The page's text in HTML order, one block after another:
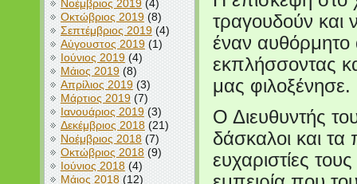
Νοέμβριος 2019(4)
Οκτώβριος 2019(8)
Σεπτέμβριος 2019(4)
Αύγουστος 2019(1)
Ιούνιος 2019(4)
Μάιος 2019(8)
Απρίλιος 2019(3)
Μάρτιος 2019(7)
Ιανουάριος 2019(3)
Δεκέμβριος 2018(21)
Νοέμβριος 2018(7)
Οκτώβριος 2018(9)
Ιούνιος 2018(4)
Μάιος 2018(12)
τραγουδούν και
έναν αυθόρμητο
εκπλήσσοντας
μας φιλοξένησε.
Ο Διευθυντής
δάσκαλοι και τα
ευχαριστίες